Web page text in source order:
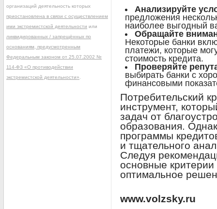
Анализируйте
предложения
наиболее выгодный
Обращайте
Некоторые банки
платежи, которые
стоимость кредита.
Проверяйте
выбирать банки с
финансовыми
Потребительский
инструмент,
задач от
образования.
программы
и тщательного
Следуя
основные
оптимальное
www.volzsky.ru
организаций деятельность которых
приостановлена в связи с осуществлением
ими экстремистской деятельности или
ликвидированных / запрещённых по
основаниям, предусмотренным
Федеральным законом от 25.07.2002 №
114-ФЗ «О противодействии
экстремистской деятельности»